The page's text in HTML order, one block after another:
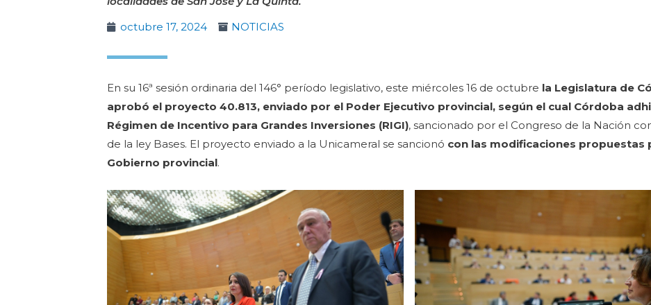
octubre 17, 2024
NOTICIAS
En su 16ª sesión ordinaria del 146° período legislativo, este miércoles 16 de octubre la Legislatura de
aprobó el proyecto 40.813, enviado por el Poder Ejecutivo provincial, según el cual Córdoba
Régimen de Incentivo para Grandes Inversiones (RIGI), sancionado por el Congreso de la Nación
de la ley Bases. El proyecto enviado a la Unicameral se sancionó con las modificaciones propuestas
Gobierno provincial.